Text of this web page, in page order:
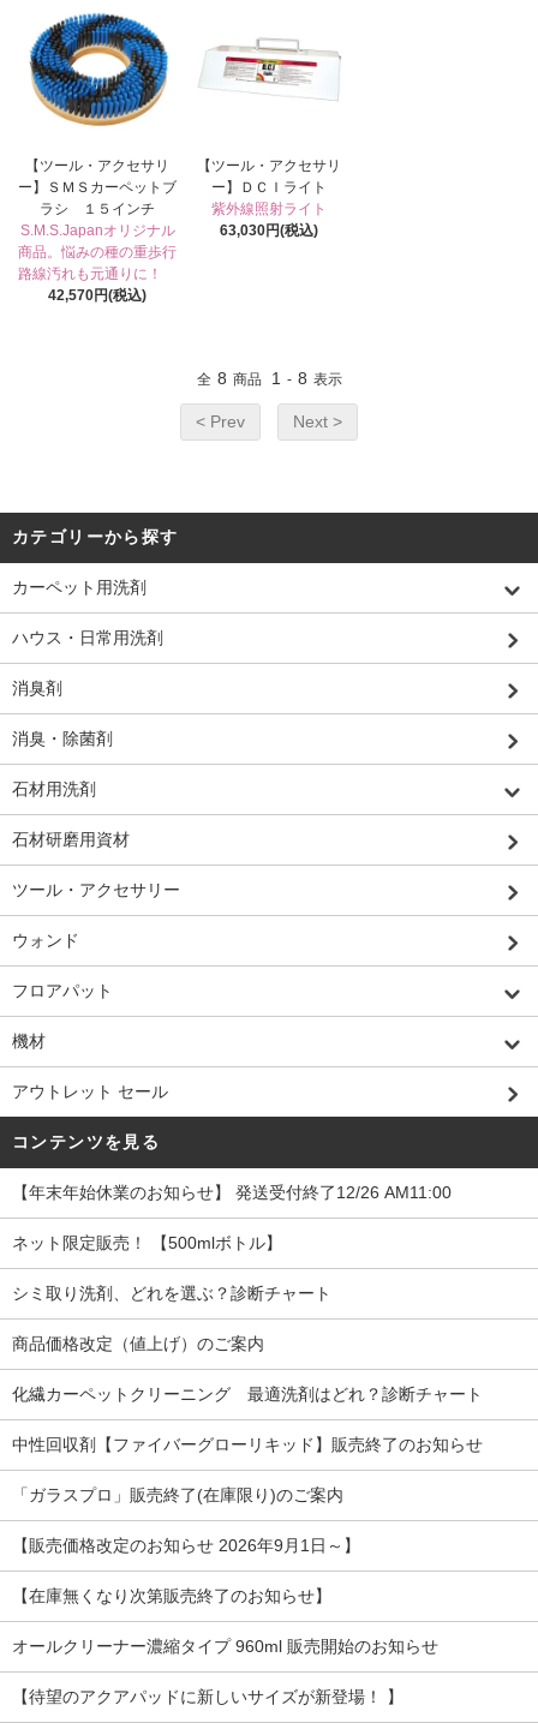
【ツール・アクセサリ
ー】ＳＭＳカーペットブ
ラシ １５インチ
S.M.S.Japanオリジナル
商品。悩みの種の重歩行
路線汚れも元通りに！
42,570円(税込)
【ツール・アクセサリ
ー】ＤＣＩライト
紫外線照射ライト
63,030円(税込)
全 8 商品 1 - 8 表示
< Prev Next >
カテゴリーから探す
カーペット用洗剤
ハウス・日常用洗剤
消臭剤
消臭・除菌剤
石材用洗剤
石材研磨用資材
ツール・アクセサリー
ウォンド
フロアパット
機材
アウトレット セール
コンテンツを見る
【年末年始休業のお知らせ】 発送受付終了12/26 AM11:00
ネット限定販売！ 【500mlボトル】
シミ取り洗剤、どれを選ぶ？診断チャート
商品価格改定（値上げ）のご案内
化繊カーペットクリーニング 最適洗剤はどれ？診断チャート
中性回収剤【ファイバーグローリキッド】販売終了のお知らせ
「ガラスプロ」販売終了(在庫限り)のご案内
【販売価格改定のお知らせ 2026年9月1日～】
【在庫無くなり次第販売終了のお知らせ】
オールクリーナー濃縮タイプ 960ml 販売開始のお知らせ
【待望のアクアパッドに新しいサイズが新登場！ 】